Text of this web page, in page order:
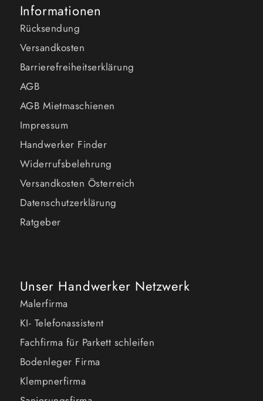
Informationen
Rücksendung
Versandkosten
Barrierefreiheitserklärung
AGB
AGB Mietmaschienen
Impressum
Handwerker Finder
Widerrufsbelehrung
Versandkosten Österreich
Datenschutzerklärung
Ratgeber
Unser Handwerker Netzwerk
Malerfirma
KI- Telefonassistent
Fachfirma für Parkett schleifen
Bodenleger Firma
Klempnerfirma